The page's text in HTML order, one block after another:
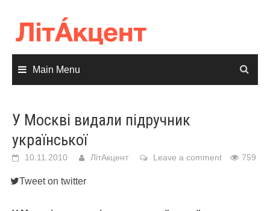
content
Main Menu
У Москві видали підручник
української
10.11.2010 ЛітАкцент Leave a comment 759
Tweet on twitter